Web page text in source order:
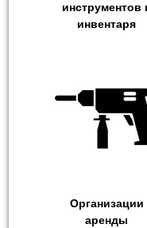
инструментов
инвентаря
Организации
аренды